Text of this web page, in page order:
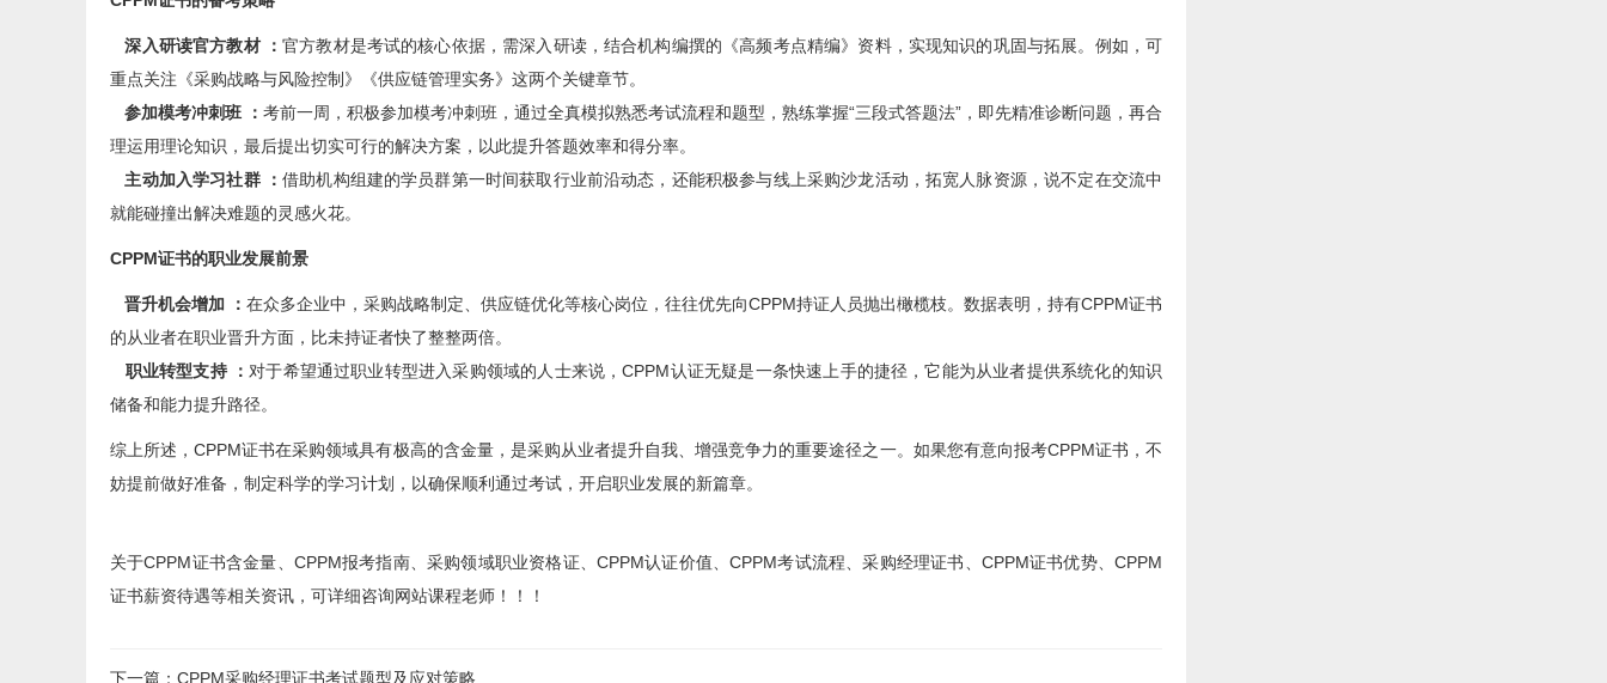
深入研读官方教材 ：官方教材是考试的核心依据，需深入研读，结合机构编撰的《高频考点精编》资料，实现知识的巩固与拓展。例如，可
重点关注《采购战略与风险控制》《供应链管理实务》这两个关键章节。
参加模考冲刺班 ： 考前一周，积极参加模考冲刺班，通过全真模拟熟悉考试流程和题型，熟练掌握“三段式答题法”，即先精准诊断问题，再合
理运用理论知识，最后提出切实可行的解决方案，以此提升答题效率和得分率。
主动加入学习社群 ：借助机构组建的学员群第一时间获取行业前沿动态，还能积极参与线上采购沙龙活动，拓宽人脉资源，说不定在交流中
就能碰撞出解决难题的灵感火花。
CPPM证书的职业发展前景
晋升机会增加 ： 在众多企业中，采购战略制定、供应链优化等核心岗位，往往优先向CPPM持证人员抛出橄榄枝。数据表明，持有CPPM证书
的从业者在职业晋升方面，比未持证者快了整整两倍。
职业转型支持 ： 对于希望通过职业转型进入采购领域的人士来说，CPPM认证无疑是一条快速上手的捷径，它能为从业者提供系统化的知识
储备和能力提升路径。
综上所述，CPPM证书在采购领域具有极高的含金量，是采购从业者提升自我、增强竞争力的重要途径之一。如果您有意向报考CPPM证书，不
妨提前做好准备，制定科学的学习计划，以确保顺利通过考试，开启职业发展的新篇章。
关于CPPM证书含金量、CPPM报考指南、采购领域职业资格证、CPPM认证价值、CPPM考试流程、采购经理证书、CPPM证书优势、CPPM
证书薪资待遇等相关资讯，可详细咨询网站课程老师！！！
下一篇 ： CPPM采购经理证书考试题型及应对策略